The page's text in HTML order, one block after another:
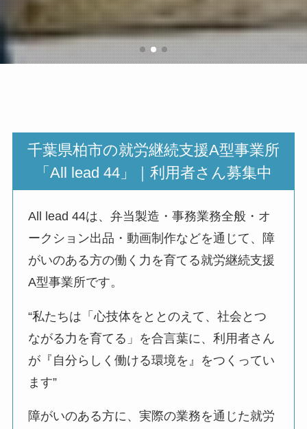
千葉県柏市の就労継続支援A型事業所
「All lead 44」｜利用者さん募集中
All lead 44は、弁当製造・事務業務全般・オ
ークション出品・動画制作などを通じて、障
がいのある方の働く力を育てる就労継続支援
A型事業所です。
“私たちは「心技体をととのえて、社会とつ
ながる力を育てる」を合言葉に、利用者さん
が『自分らしく働ける環境を』をつくってい
ます”
障がいのある方に、実際の業務を通じた就労